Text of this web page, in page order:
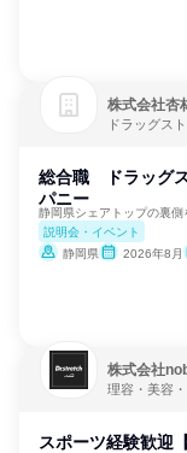
株式会社杏
ドラッグス
総合職 ドラッグ
パニー
静岡県シェアトップの裏
説明会・イベント
静岡県
2026年8月
株式会社
理容・美容
スポーツ経験歓迎